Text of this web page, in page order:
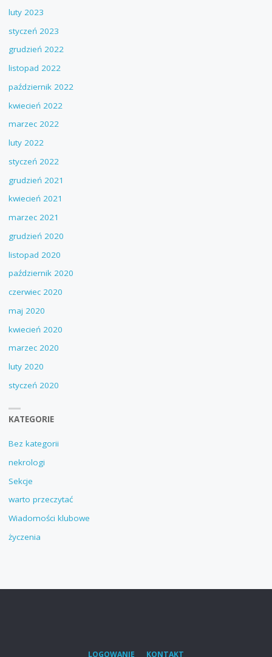
luty 2023
styczeń 2023
grudzień 2022
listopad 2022
październik 2022
kwiecień 2022
marzec 2022
luty 2022
styczeń 2022
grudzień 2021
kwiecień 2021
marzec 2021
grudzień 2020
listopad 2020
październik 2020
czerwiec 2020
maj 2020
kwiecień 2020
marzec 2020
luty 2020
styczeń 2020
KATEGORIE
Bez kategorii
nekrologi
Sekcje
warto przeczytać
Wiadomości klubowe
życzenia
LOGOWANIE KONTAKT